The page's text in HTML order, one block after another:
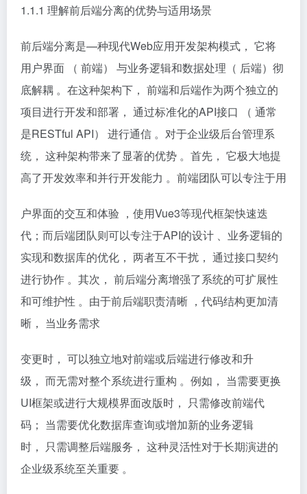
1.1.1 理解前后端分离的优势与适用场景
前后端分离是—种现代Web应用开发架构模式， 它将
用户界面 （ 前端） 与业务逻辑和数据处理（ 后端）彻
底解耦 。在这种架构下， 前端和后端作为两个独立的
项目进行开发和部署， 通过标准化的API接口 （ 通常
是RESTful API） 进行通信 。对于企业级后台管理系
统， 这种架构带来了显著的优势 。首先， 它极大地提
高了开发效率和并行开发能力 。前端团队可以专注于用
户界面的交互和体验 ，使用Vue3等现代框架快速迭
代；而后端团队则可以专注于API的设计 、业务逻辑的
实现和数据库的优化， 两者互不干扰， 通过接口契约
进行协作 。其次， 前后端分离增强了系统的可扩展性
和可维护性 。由于前后端职责清晰 ，代码结构更加清
晰， 当业务需求
变更时， 可以独立地对前端或后端进行修改和升
级， 而无需对整个系统进行重构 。例如， 当需要更换
UI框架或进行大规模界面改版时， 只需修改前端代
码； 当需要优化数据库查询或增加新的业务逻辑
时， 只需调整后端服务， 这种灵活性对于长期演进的
企业级系统至关重要 。